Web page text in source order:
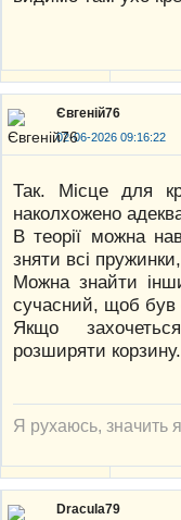
Євгеній76
02-06-2026 09:16:22
Так. Місце для
наколхожено
В теорії можна
зняти всі
Можна знайти
сучасний, щоб був
Якщо
розширяти корзину.
Я рухаюсь, значить
Dracula79